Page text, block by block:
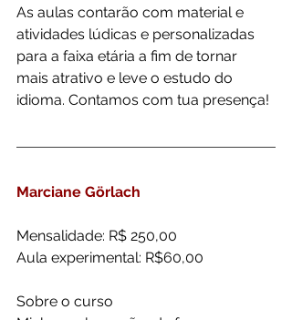
As aulas contarão com material e
atividades lúdicas e personalizadas
para a faixa etária a fim de tornar
mais atrativo e leve o estudo do
idioma. Contamos com tua presença!
Marciane Görlach
Mensalidade: R$ 250,00
Aula experimental: R$60,00
Sobre o curso